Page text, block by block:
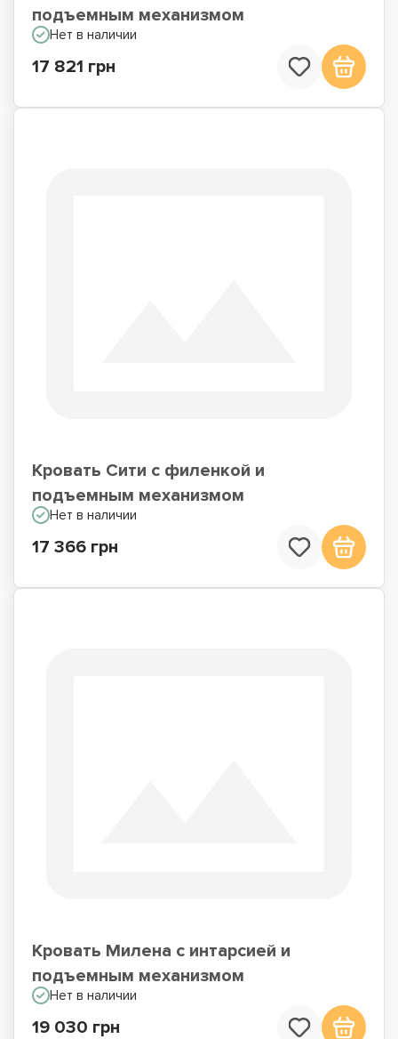
подъемным механизмом
Нет в наличии
17 821 грн
Кровать Сити с филенкой и
подъемным механизмом
Нет в наличии
17 366 грн
Кровать Милена с интарсией и
подъемным механизмом
Нет в наличии
19 030 грн